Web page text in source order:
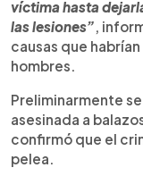
víctima hasta
las lesiones” ,
causas que
hombres.
Preliminarmente
asesinada a
confirmó que el
pelea.